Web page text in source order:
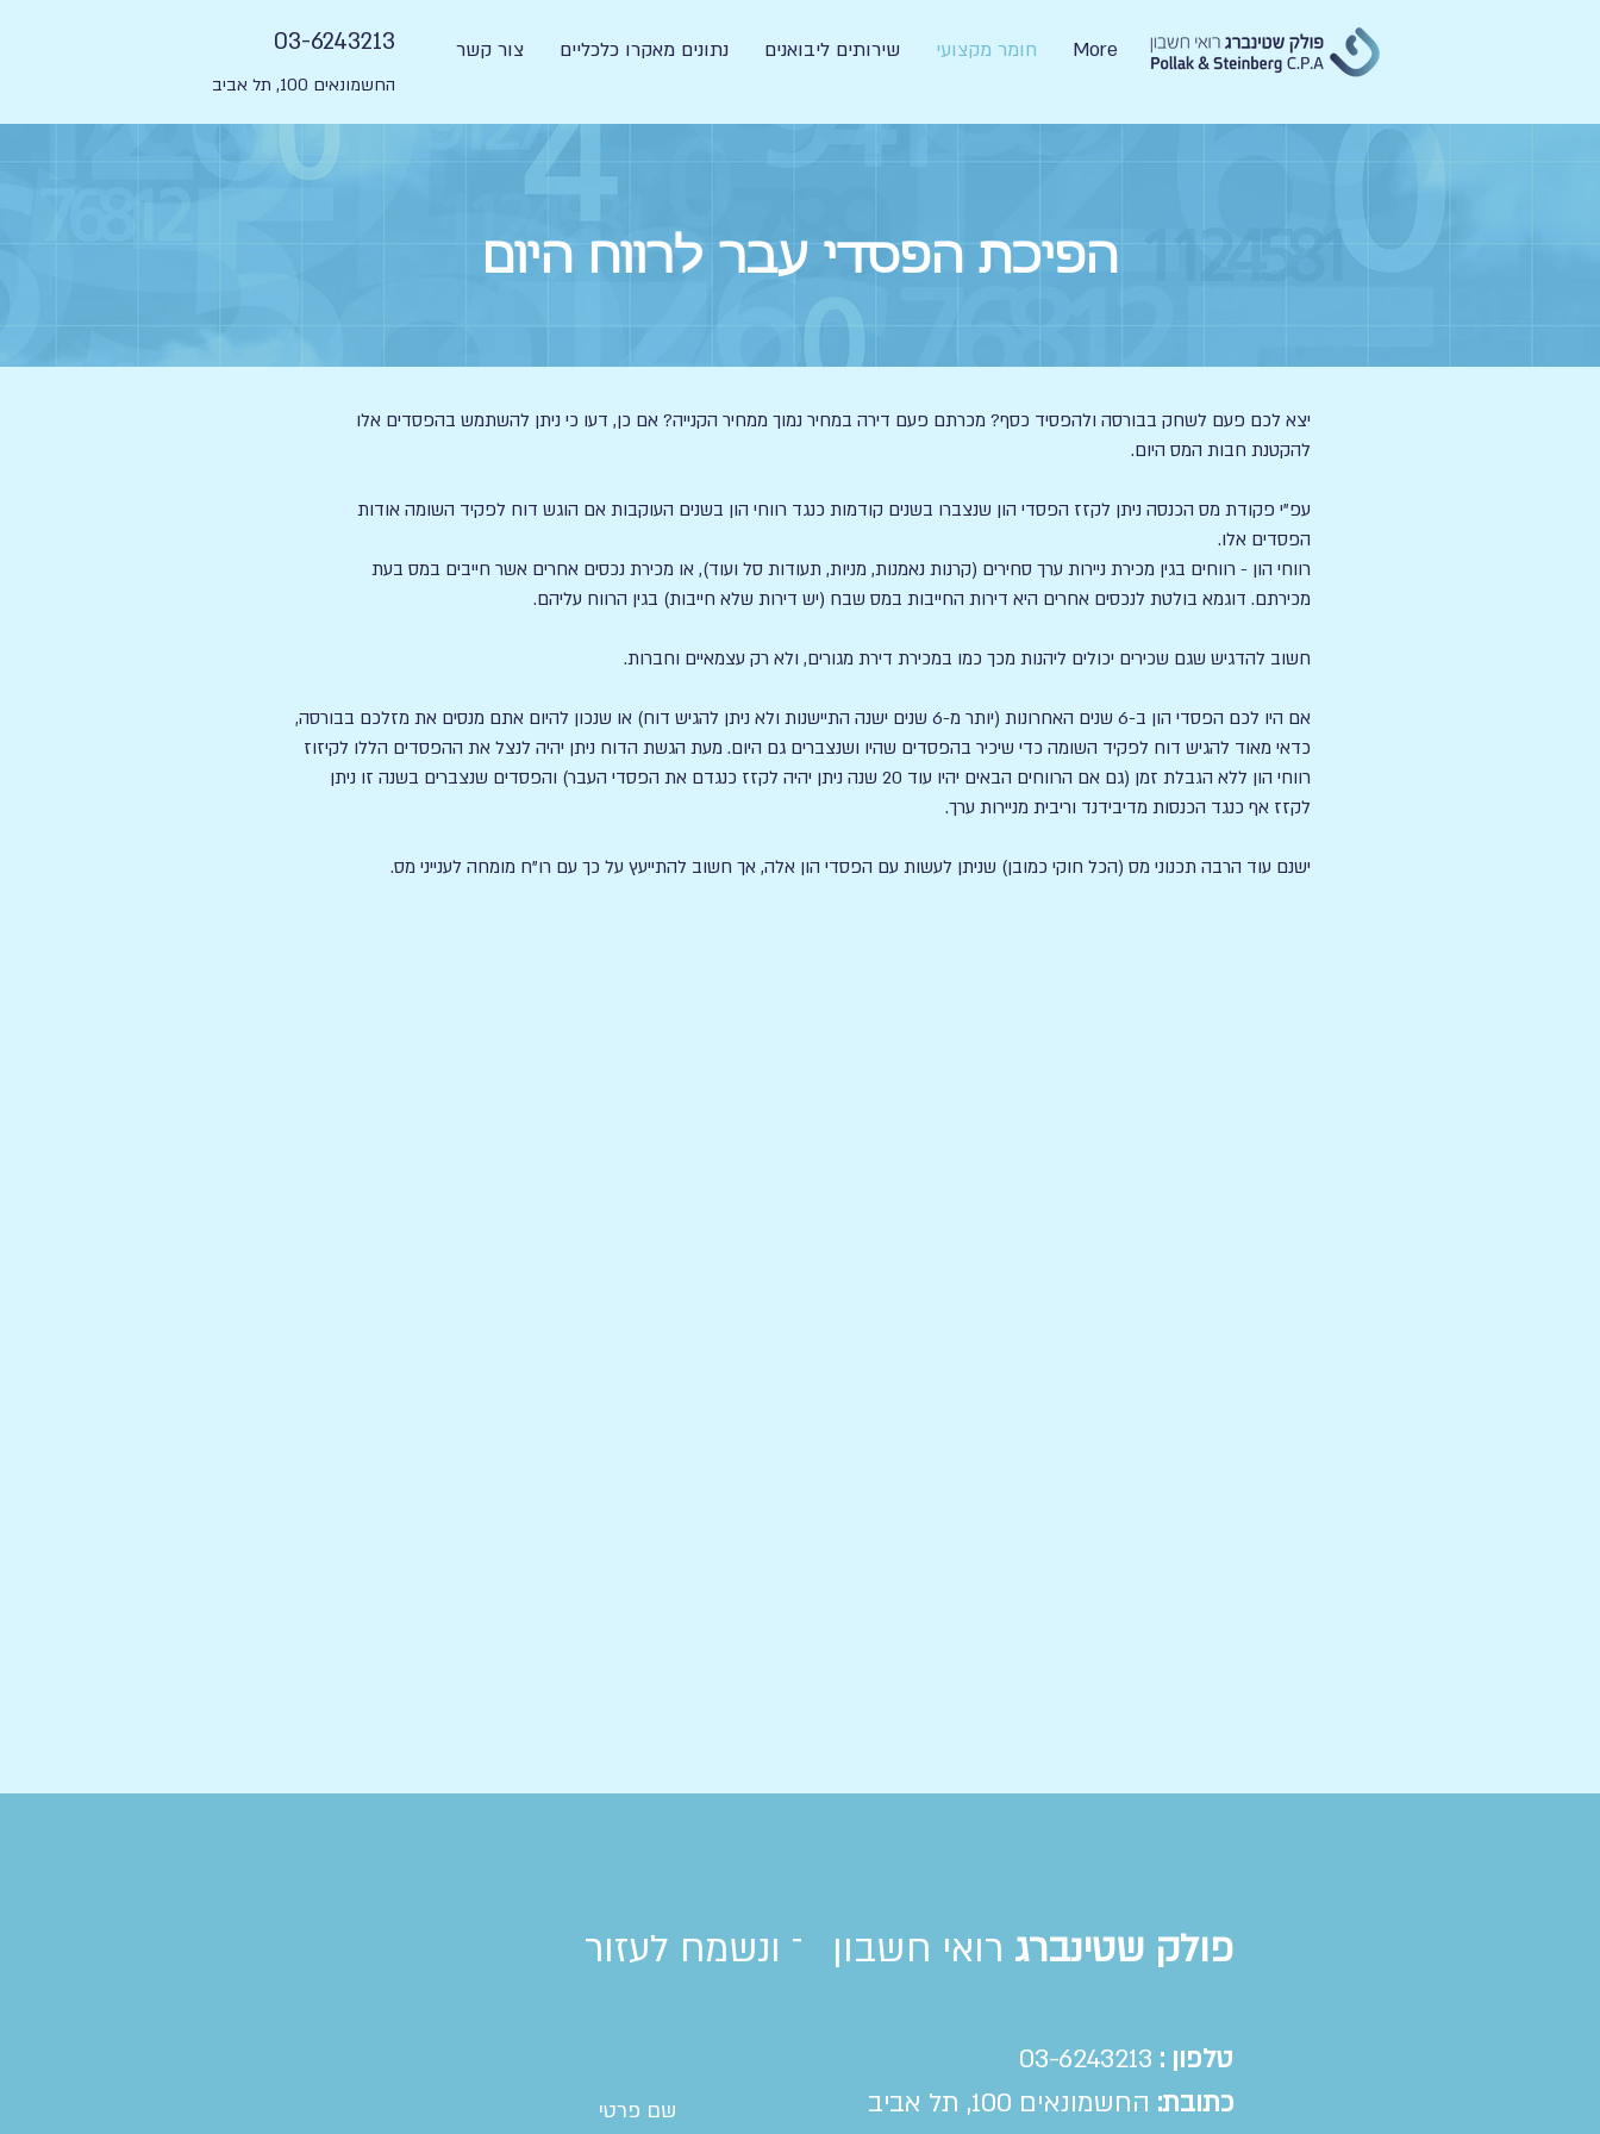
03-6243213
החשמונאים 100, תל אביב
צור קשר נתונים מאקרו כלכליים שירותים ליבואנים חומר מקצועי More
הפיכת הפסדי עבר לרווח היום
יצא לכם פעם לשחק בבורסה ולהפסיד כסף? מכרתם פעם דירה במחיר נמוך ממחיר הקנייה? אם כן, דעו כי ניתן להשתמש בהפסדים אלו
להקטנת חבות המס היום.
עפ"י פקודת מס הכנסה ניתן לקזז הפסדי הון שנצברו בשנים קודמות כנגד רווחי הון בשנים העוקבות אם הוגש דוח לפקיד השומה אודות
הפסדים אלו.
רווחי הון - רווחים בגין מכירת ניירות ערך סחירים (קרנות נאמנות, מניות, תעודות סל ועוד), או מכירת נכסים אחרים אשר חייבים במס בעת
מכירתם. דוגמא בולטת לנכסים אחרים היא דירות החייבות במס שבח (יש דירות שלא חייבות) בגין הרווח עליהם.
חשוב להדגיש שגם שכירים יכולים ליהנות מכך כמו במכירת דירת מגורים, ולא רק עצמאיים וחברות.
אם היו לכם הפסדי הון ב-6 שנים האחרונות (יותר מ-6 שנים ישנה התיישנות ולא ניתן להגיש דוח) או שנכון להיום אתם מנסים את מזלכם בבורסה,
כדאי מאוד להגיש דוח לפקיד השומה כדי שיכיר בהפסדים שהיו ושנצברים גם היום. מעת הגשת הדוח ניתן יהיה לנצל את ההפסדים הללו לקיזוז
רווחי הון ללא הגבלת זמן (גם אם הרווחים הבאים יהיו עוד 20 שנה ניתן יהיה לקזז כנגדם את הפסדי העבר) והפסדים שנצברים בשנה זו ניתן
לקזז אף כנגד הכנסות מדיבידנד וריבית מניירות ערך.
ישנם עוד הרבה תכנוני מס (הכל חוקי כמובן) שניתן לעשות עם הפסדי הון אלה, אך חשוב להתייעץ על כך עם רו"ח מומחה לענייני מס.
צור קשר ונשמח לעזור פולק שטינברג רואי חשבון
טלפון : 03-6243213
כתובת: החשמונאים 100, תל אביב